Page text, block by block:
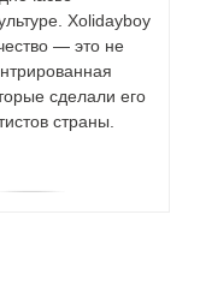
Xolidayboy
— это не
сделали его
страны.